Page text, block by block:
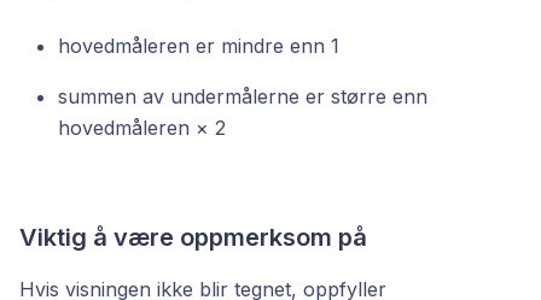
hovedmåleren er mindre enn 1
summen av undermålerne er større enn
hovedmåleren × 2
Viktig å være oppmerksom på
Hvis visningen ikke blir tegnet, oppfyller